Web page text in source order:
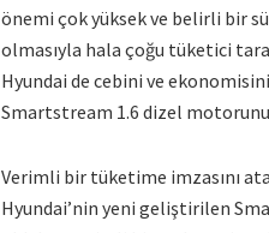
önemi çok yüksek ve belirli bir
olmasıyla hala çoğu tüketici
Hyundai de cebini ve
Smartstream 1.6 dizel motorunu
Verimli bir tüketime imzasını
Hyundai’nin yeni geliştirilen